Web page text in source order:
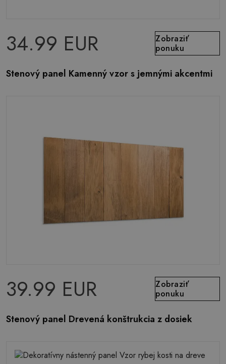
34.99 EUR
Zobraziť
ponuku
Stenový panel Kamenný vzor s jemnými akcentmi
39.99 EUR
Zobraziť
ponuku
Stenový panel Drevená konštrukcia z dosiek